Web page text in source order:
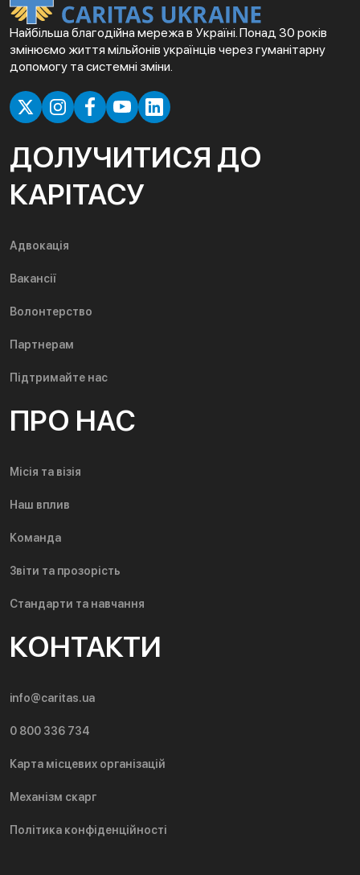
Найбільша благодійна мережа в Україні. Понад 30 років
змінюємо життя мільйонів українців через гуманітарну
допомогу та системні зміни.
ДОЛУЧИТИСЯ ДО
КАРІТАСУ
Адвокація
Вакансії
Волонтерство
Партнерам
Підтримайте нас
ПРО НАС
Місія та візія
Наш вплив
Команда
Звіти та прозорість
Стандарти та навчання
КОНТАКТИ
info@caritas.ua
0 800 336 734
Карта місцевих організацій
Механізм скарг
Політика конфіденційності